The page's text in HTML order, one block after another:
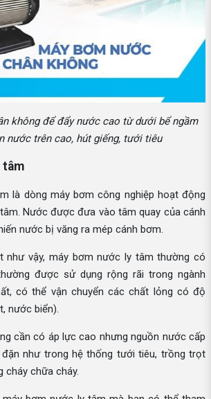
không để đẩy nước cao từ dưới bể ngầm
nước trên cao, hút giếng, tưới tiêu
tâm
là dòng máy bơm công nghiệp hoạt động
Nước được đưa vào tâm quay của cánh
nước bị văng ra mép cánh bơm.
như vậy, máy bơm nước ly tâm thường có
được sử dụng rộng rãi trong ngành
có thể vận chuyển các chất lỏng có độ
nước biển).
cần có áp lực cao nhưng nguồn nước cấp
như trong hệ thống tưới tiêu, trồng trọt
cháy chữa cháy.